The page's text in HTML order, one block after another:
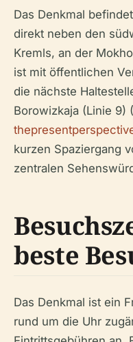
Das Denkmal
direkt neben den
Kremls, an der
ist mit öffentlichen
die nächste
Borowizkaja (Linie 9) (
kurzen Spaziergang
zentralen
beste
Das Denkmal ist ein
rund um die Uhr